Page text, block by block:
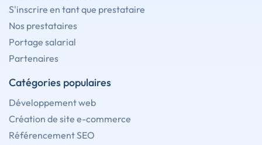
S'inscrire en tant que prestataire
Nos prestataires
Portage salarial
Partenaires
Catégories populaires
Développement web
Création de site e-commerce
Référencement SEO